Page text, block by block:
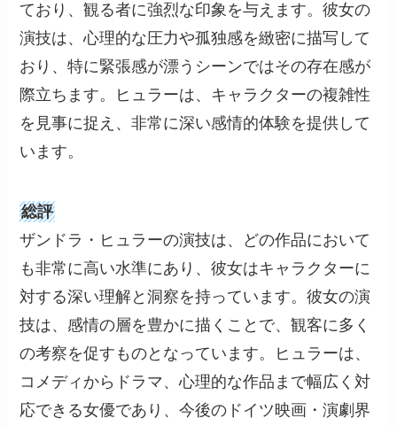
ており、観る者に強烈な印象を与えます。彼女の
演技は、心理的な圧力や孤独感を緻密に描写して
おり、特に緊張感が漂うシーンではその存在感が
際立ちます。ヒュラーは、キャラクターの複雑性
を見事に捉え、非常に深い感情的体験を提供して
います。
総評
ザンドラ・ヒュラーの演技は、どの作品において
も非常に高い水準にあり、彼女はキャラクターに
対する深い理解と洞察を持っています。彼女の演
技は、感情の層を豊かに描くことで、観客に多く
の考察を促すものとなっています。ヒュラーは、
コメディからドラマ、心理的な作品まで幅広く対
応できる女優であり、今後のドイツ映画・演劇界